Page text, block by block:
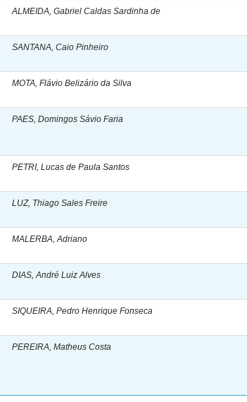
ALMEIDA, Gabriel Caldas Sardinha de
SANTANA, Caio Pinheiro
MOTA, Flávio Belizário da Silva
PAES, Domingos Sávio Faria
PETRI, Lucas de Paula Santos
LUZ, Thiago Sales Freire
MALERBA, Adriano
DIAS, André Luiz Alves
SIQUEIRA, Pedro Henrique Fonseca
PEREIRA, Matheus Costa